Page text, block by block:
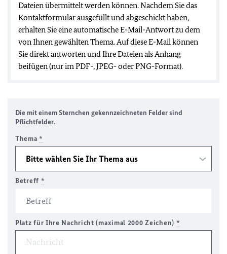
Dateien übermittelt werden können. Nachdem Sie das
Kontaktformular ausgefüllt und abgeschickt haben,
erhalten Sie eine automatische E-Mail-Antwort zu dem
von Ihnen gewählten Thema. Auf diese E-Mail können
Sie direkt antworten und Ihre Dateien als Anhang
beifügen (nur im PDF-, JPEG- oder PNG-Format).
Die mit einem Sternchen gekennzeichneten Felder sind
Pflichtfelder.
Thema*
Betreff *
Platz für Ihre Nachricht (maximal 2000 Zeichen) *